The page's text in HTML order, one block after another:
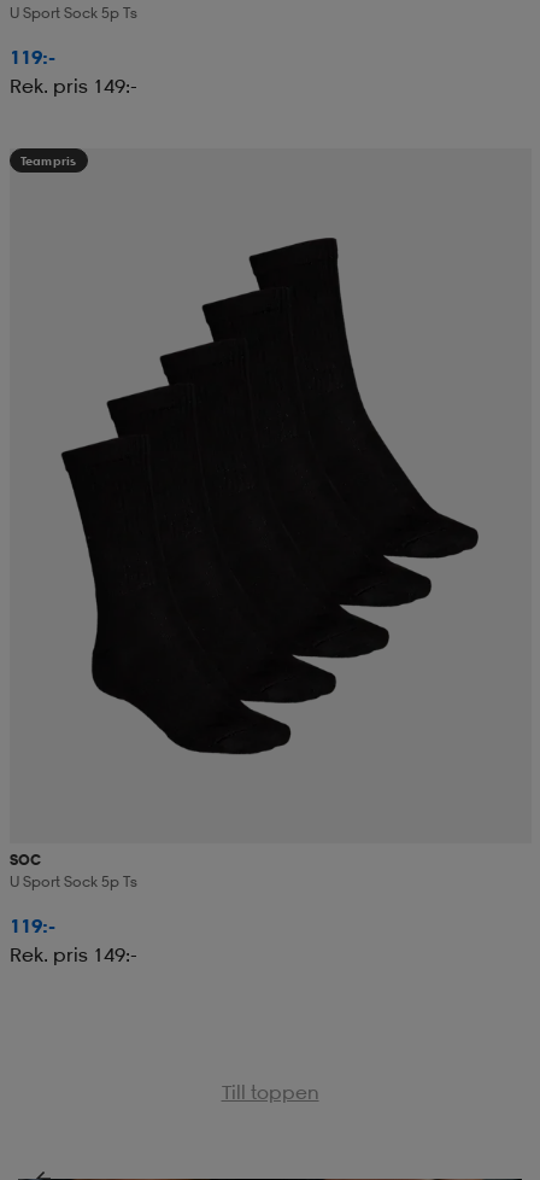
U Sport Sock 5p Ts
119:-
Rek. pris 149:-
Teampris
SOC
U Sport Sock 5p Ts
119:-
Rek. pris 149:-
Till toppen